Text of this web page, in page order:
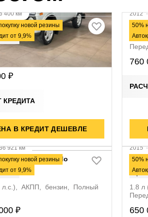
новой резины
от 9,9%
400 км
(4x4)
ПТС
л.с.), МКПП, бензин, Полный
₽
КРЕДИТА
В КРЕДИТ ДЕШЕВЛЕ
50%
2012
1.6
760
новой резины
от 9,9%
921 км
Land Cruiser Prado
ПТС
л.с.), АКПП, бензин, Полный
₽
50%
2015
1.8 л
650